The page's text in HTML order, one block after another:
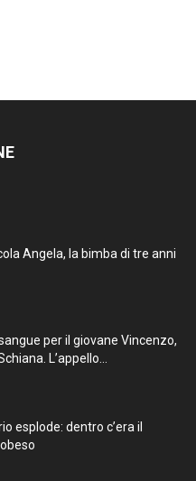
Angela, la bimba di tre anni
per il giovane Vincenzo,
L’appello...
esplode: dentro c’era il